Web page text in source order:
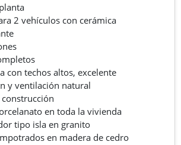
2 vehículos con cerámica
con techos altos, excelente
y ventilación natural
en toda la vivienda
tipo isla en granito
en madera de cedro